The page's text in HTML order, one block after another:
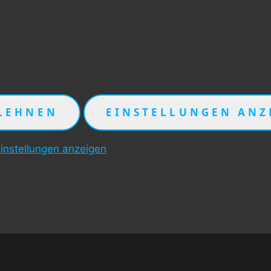
EINSTELLUNGEN
anzeigen